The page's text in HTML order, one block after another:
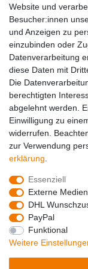
Social Media
Website und
Besucher:innen
und Anzeigen zu
einzubinden oder
Datenverarbeitung
diese Daten mit
Die
berechtigten
abgelehnt werden.
Einwilligung zu
widerrufen.
zur Verwendung
erklärung
Essenziell
Externe Medien
DHL
PayPal
Funktional
Weitere